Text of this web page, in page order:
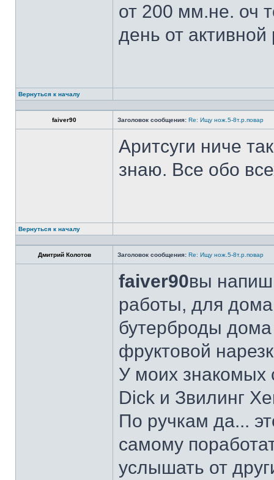
от 200 мм.не. оч
день от
Вернуться к началу
faiver90 Заголовок сообщения: Re: Ищу нож.5-8т.р.повар
Аритсуги ниче
знаю. Все обо
Вернуться к началу
Дмитрий Колотов Заголовок сообщения: Re: Ищу нож.5-8т.р.повар
faiver90вы
работы, для
бутерброды дома
фруктовой
У моих знакомых
Dick и Звилинг
По ручкам да...
самому
услышать от